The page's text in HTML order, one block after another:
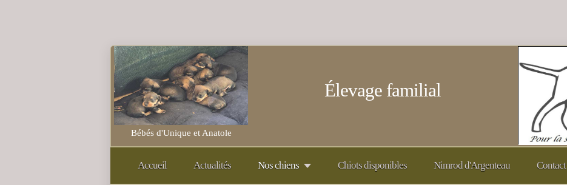
Élevage familial
Bébés d'Unique et Anatole
Accueil Actualités Nos chiens Chiots disponibles Nimrod d'Argenteau Contact